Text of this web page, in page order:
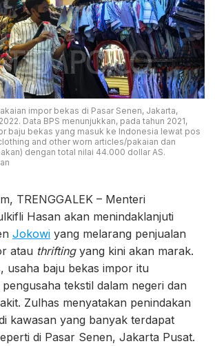
impor bekas di Pasar Senen, Jakarta,
Data BPS menunjukkan, pada tahun 2021,
baju bekas yang masuk ke Indonesia lewat pos
and other worn articles/pakaian dan
dengan total nilai 44.000 dollar AS.
TRENGGALEK – Menteri
Hasan akan menindaklanjuti
Jokowi yang melarang penjualan
atau thriftingyang kini akan marak.
usaha baju bekas impor itu
tekstil dalam negeri dan
Zulhas menyatakan penindakan
kawasan yang banyak terdapat
di Pasar Senen, Jakarta Pusat.